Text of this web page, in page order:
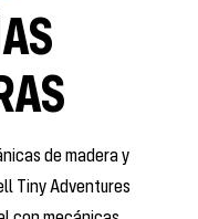
de madera y
Tiny Adventures